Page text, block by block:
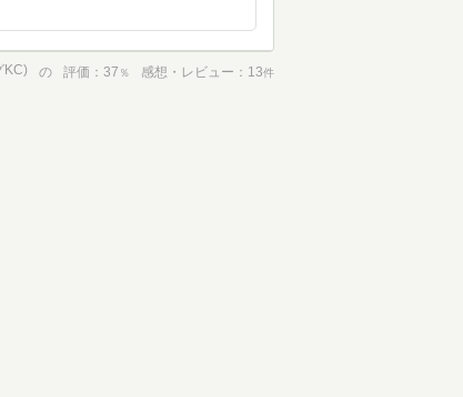
KC) の 評価 37 ％ 感想・レビュー 13件